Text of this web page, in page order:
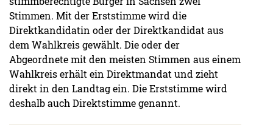
Stimmen. Mit der Erststimme wird die
Direktkandidatin oder der Direktkandidat aus
dem Wahlkreis gewählt. Die oder der
Abgeordnete mit den meisten Stimmen aus einem
Wahlkreis erhält ein Direktmandat und zieht
direkt in den Landtag ein. Die Erststimme wird
deshalb auch Direktstimme genannt.